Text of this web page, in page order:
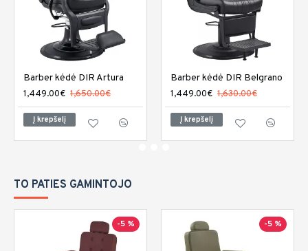
Barber kėdė DIR Artura
1,449.00€ 1,650.00€
Į krepšelį
Barber kėdė DIR Belgrano
1,449.00€ 1,630.00€
Į krepšelį
TO PATIES GAMINTOJO
-5 % -5 %